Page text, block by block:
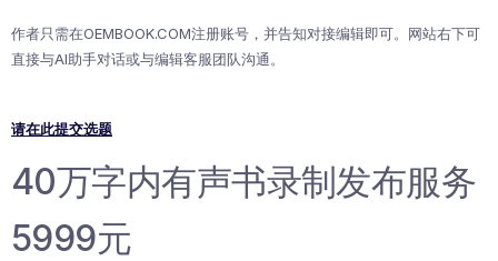
作者只需在OEMBOOK.COM注册账号，并告知对接编辑即可。网站右下可
直接与AI助手对话或与编辑客服团队沟通。
请在此提交选题
40万字内有声书录制发布服务
5999元